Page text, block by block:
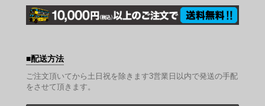
配送方法
ご注文頂いてから土日祝を除きます3営業日以内で発送の手配
をさせて頂きます。